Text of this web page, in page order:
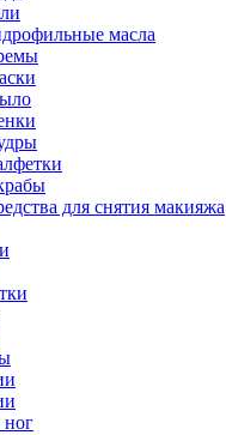
масла
для снятия макияжа
ног